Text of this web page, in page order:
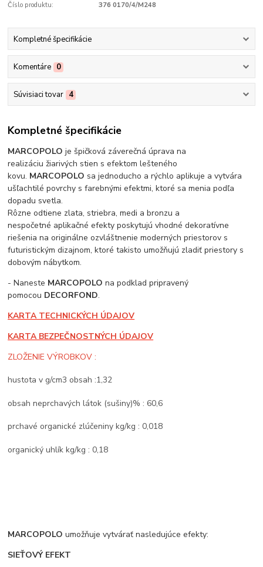
Číslo produktu: 376 0170/4/M248
Kompletné špecifikácie
Komentáre 0
Súvisiaci tovar 4
Kompletné špecifikácie
MARCOPOLO je špičková záverečná úprava na
realizáciu žiarivých stien s efektom lešteného
kovu. MARCOPOLO sa jednoducho a rýchlo aplikuje a vytvára
ušľachtilé povrchy s farebnými efektmi, ktoré sa menia podľa
dopadu svetla.
Rôzne odtiene zlata, striebra, medi a bronzu a
nespočetné aplikačné efekty poskytujú vhodné dekoratívne
riešenia na originálne ozvláštnenie moderných priestorov s
futuristickým dizajnom, ktoré takisto umožňujú zladiť priestory s
dobovým nábytkom.
- Naneste MARCOPOLO na podklad pripravený
pomocou DECORFOND.
KARTA TECHNICKÝCH ÚDAJOV
KARTA BEZPEČNOSTNÝCH ÚDAJOV
ZLOŽENIE VÝROBKOV :
hustota v g/cm3 obsah :1,32
obsah neprchavých látok (sušiny)% : 60,6
prchavé organické zlúčeniny kg/kg : 0,018
organický uhlík kg/kg : 0,18
MARCOPOLO umožňuje vytvárať nasledujúce efekty:
SIEŤOVÝ EFEKT